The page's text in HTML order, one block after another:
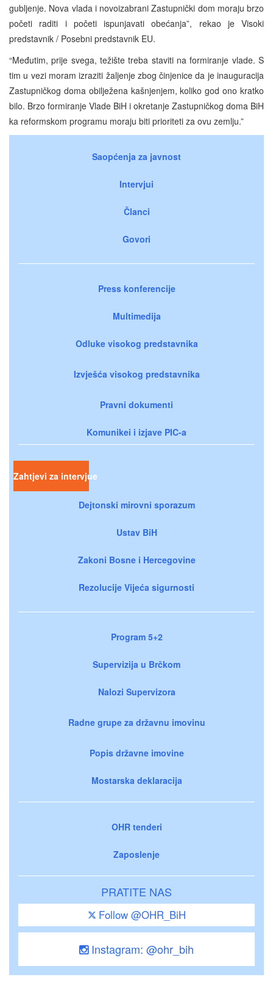
gubljenje. Nova vlada i novoizabrani Zastupnički dom moraju brzo
početi raditi i početi ispunjavati obećanja”, rekao je Visoki
predstavnik / Posebni predstavnik EU.
“Međutim, prije svega, težište treba staviti na formiranje vlade. S
tim u vezi moram izraziti žaljenje zbog činjenice da je inauguracija
Zastupničkog doma obilježena kašnjenjem, koliko god ono kratko
bilo. Brzo formiranje Vlade BiH i okretanje Zastupničkog doma BiH
ka reformskom programu moraju biti prioriteti za ovu zemlju.”
Saopćenja za javnost
Intervjui
Članci
Govori
Press konferencije
Multimedija
Odluke visokog predstavnika
Izvješća visokog predstavnika
Pravni dokumenti
Komunikei i izjave PIC-a
Zahtjevi za intervjue
Dejtonski mirovni sporazum
Ustav BiH
Zakoni Bosne i Hercegovine
Rezolucije Vijeća sigurnosti
Program 5+2
Supervizija u Brčkom
Nalozi Supervizora
Radne grupe za državnu imovinu
Popis državne imovine
Mostarska deklaracija
OHR tenderi
Zaposlenje
PRATITE NAS
Follow @OHR_BiH
Instagram: @ohr_bih